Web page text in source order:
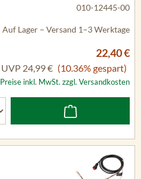
010-12445-00
Auf Lager – Versand 1–3 Werktage
22,40 €
UVP 24,99 € (10.36% gespart)
Preise inkl. MwSt. zzgl. Versandkosten